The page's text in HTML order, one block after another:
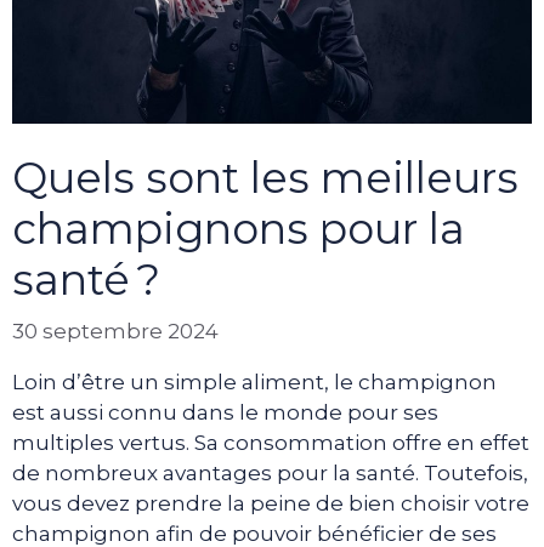
Quels sont les meilleurs
champignons pour la
santé ?
30 septembre 2024
Loin d’être un simple aliment, le champignon
est aussi connu dans le monde pour ses
multiples vertus. Sa consommation offre en effet
de nombreux avantages pour la santé. Toutefois,
vous devez prendre la peine de bien choisir votre
champignon afin de pouvoir bénéficier de ses